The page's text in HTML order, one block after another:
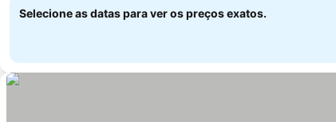
Selecione as datas para ver os preços exatos.